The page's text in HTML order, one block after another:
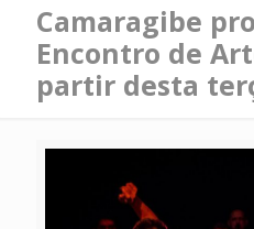
Camaragibe
Encontro de
partir desta